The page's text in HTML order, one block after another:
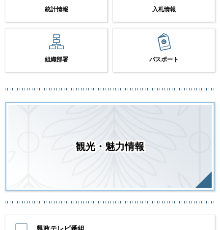
統計情報 入札情報
組織部署 パスポート
観光・魅力情報